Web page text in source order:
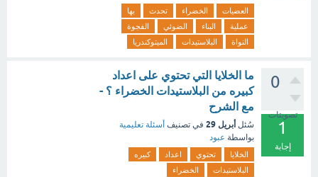
العضيات الخضراء تحدث
بها
عملية
البناء الضوئي
الفجوة
النواة
البلاستيدات الميتوكندريا
0
تصويتات
1
إجابة
ما الخلايا التي تحتوي على اعداد
كبيره من البلاستيدات الخضراء ؟ -
مع الشرح
سُئل أبريل 29 في تصنيف أسئلة تعليمية
بواسطة عبود
الخلايا تحتوي اعداد
كبيره
البلاستيدات
الخضراء